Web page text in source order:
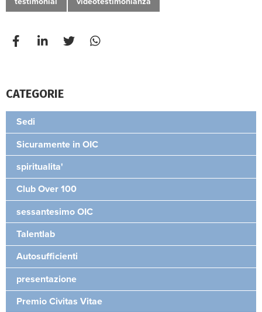
CATEGORIE
Sedi
Sicuramente in OIC
spiritualita'
Club Over 100
sessantesimo OIC
Talentlab
Autosufficienti
presentazione
Premio Civitas Vitae